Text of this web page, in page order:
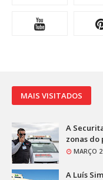
MAIS VISITADOS
A
zonas do
MARÇO
A Luís